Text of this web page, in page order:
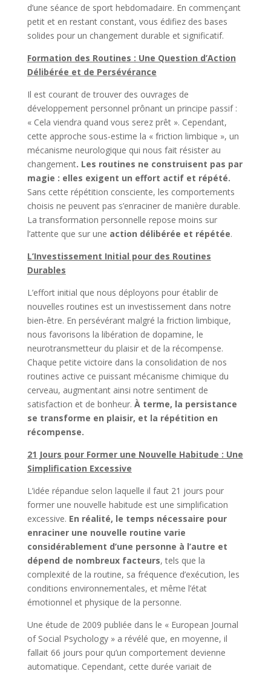
d’une séance de sport hebdomadaire. En commençant
petit et en restant constant, vous édifiez des bases
solides pour un changement durable et significatif.
Formation des Routines : Une Question d’Action
Délibérée et de Persévérance
Il est courant de trouver des ouvrages de
développement personnel prônant un principe passif :
« Cela viendra quand vous serez prêt ». Cependant,
cette approche sous-estime la « friction limbique », un
mécanisme neurologique qui nous fait résister au
changement. Les routines ne construisent pas par
magie : elles exigent un effort actif et répété.
Sans cette répétition consciente, les comportements
choisis ne peuvent pas s’enraciner de manière durable.
La transformation personnelle repose moins sur
l’attente que sur une action délibérée et répétée.
L’Investissement Initial pour des Routines
Durables
L’effort initial que nous déployons pour établir de
nouvelles routines est un investissement dans notre
bien-être. En persévérant malgré la friction limbique,
nous favorisons la libération de dopamine, le
neurotransmetteur du plaisir et de la récompense.
Chaque petite victoire dans la consolidation de nos
routines active ce puissant mécanisme chimique du
cerveau, augmentant ainsi notre sentiment de
satisfaction et de bonheur. À terme, la persistance
se transforme en plaisir, et la répétition en
récompense.
21 Jours pour Former une Nouvelle Habitude : Une
Simplification Excessive
L’idée répandue selon laquelle il faut 21 jours pour
former une nouvelle habitude est une simplification
excessive. En réalité, le temps nécessaire pour
enraciner une nouvelle routine varie
considérablement d’une personne à l’autre et
dépend de nombreux facteurs, tels que la
complexité de la routine, sa fréquence d’exécution, les
conditions environnementales, et même l’état
émotionnel et physique de la personne.
Une étude de 2009 publiée dans le « European Journal
of Social Psychology » a révélé que, en moyenne, il
fallait 66 jours pour qu’un comportement devienne
automatique. Cependant, cette durée variait de